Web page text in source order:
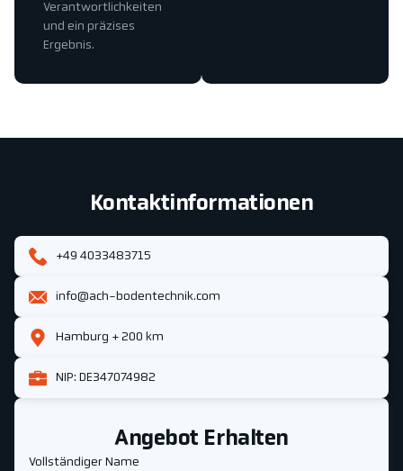
Verantwortlichkeiten
und ein präzises
Ergebnis.
Angebot Erhalten
Vollständiger Name
Kontaktinformationen
+49 4033483715
info@ach-bodentechnik.com
Hamburg + 200 km
NIP: DE347074982